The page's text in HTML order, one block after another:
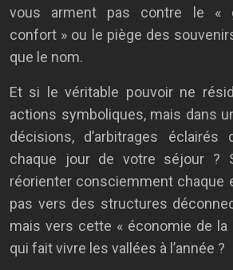
vous arment pas contre le «
confort » ou le piège des
que le nom.
Et si le véritable pouvoir ne
actions symboliques, mais dans
décisions, d’arbitrages
chaque jour de votre séjour ?
réorienter consciemment chaque
pas vers des structures
mais vers cette « économie de la
qui fait vivre les vallées à l’année ?